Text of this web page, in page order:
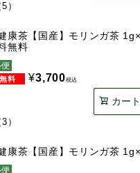
5 ）
康茶【国産】モリンガ茶
無料
¥3,700税込
カー
3 ）
康茶【国産】モリンガ茶